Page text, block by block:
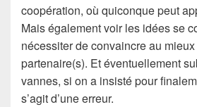
coopération, où quiconque peut
Mais également voir les idées se
nécessiter de convaincre au
partenaire(s). Et éventuellement
vannes, si on a insisté pour
s’agit d’une erreur.